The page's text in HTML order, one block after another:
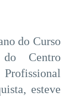
do Curso
Centro
esteve